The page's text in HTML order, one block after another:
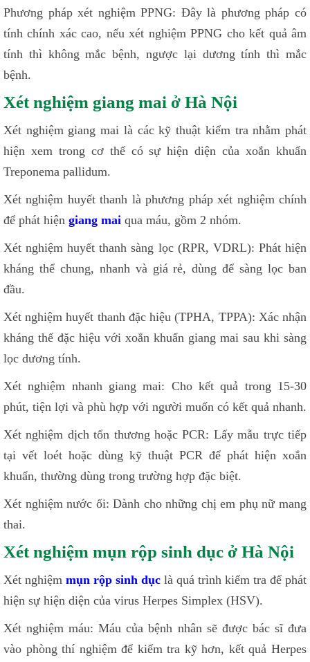
Phương pháp xét nghiệm PPNG: Đây là phương pháp có
tính chính xác cao, nếu xét nghiệm PPNG cho kết quả âm
tính thì không mắc bệnh, ngược lại dương tính thì mắc
bệnh.
Xét nghiệm giang mai ở Hà Nội
Xét nghiệm giang mai là các kỹ thuật kiểm tra nhằm phát
hiện xem trong cơ thể có sự hiện diện của xoắn khuẩn
Treponema pallidum.
Xét nghiệm huyết thanh là phương pháp xét nghiệm chính
để phát hiện giang mai qua máu, gồm 2 nhóm.
Xét nghiệm huyết thanh sàng lọc (RPR, VDRL): Phát hiện
kháng thể chung, nhanh và giá rẻ, dùng để sàng lọc ban
đầu.
Xét nghiệm huyết thanh đặc hiệu (TPHA, TPPA): Xác nhận
kháng thể đặc hiệu với xoắn khuẩn giang mai sau khi sàng
lọc dương tính.
Xét nghiệm nhanh giang mai: Cho kết quả trong 15-30
phút, tiện lợi và phù hợp với người muốn có kết quả nhanh.
Xét nghiệm dịch tổn thương hoặc PCR: Lấy mẫu trực tiếp
tại vết loét hoặc dùng kỹ thuật PCR để phát hiện xoắn
khuẩn, thường dùng trong trường hợp đặc biệt.
Xét nghiệm nước ối: Dành cho những chị em phụ nữ mang
thai.
Xét nghiệm mụn rộp sinh dục ở Hà Nội
Xét nghiệm mụn rộp sinh dục là quá trình kiểm tra để phát
hiện sự hiện diện của virus Herpes Simplex (HSV).
Xét nghiệm máu: Máu của bệnh nhân sẽ được bác sĩ đưa
vào phòng thí nghiệm để kiểm tra kỹ hơn, kết quả Herpes